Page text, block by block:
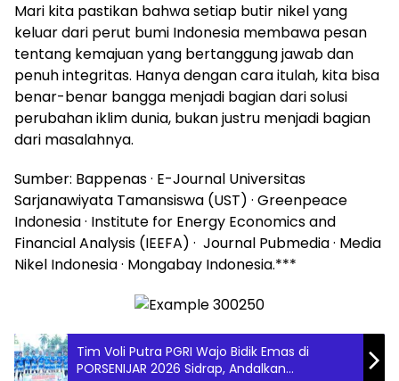
Mari kita pastikan bahwa setiap butir nikel yang
keluar dari perut bumi Indonesia membawa pesan
tentang kemajuan yang bertanggung jawab dan
penuh integritas. Hanya dengan cara itulah, kita bisa
benar-benar bangga menjadi bagian dari solusi
perubahan iklim dunia, bukan justru menjadi bagian
dari masalahnya.
Sumber: Bappenas · E-Journal Universitas
Sarjanawiyata Tamansiswa (UST) · Greenpeace
Indonesia · Institute for Energy Economics and
Financial Analysis (IEEFA) · Journal Pubmedia · Media
Nikel Indonesia · Mongabay Indonesia.***
Tim Voli Putra PGRI Wajo Bidik Emas di
PORSENIJAR 2026 Sidrap, Andalkan